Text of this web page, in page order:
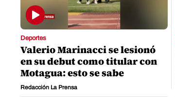
Deportes
Valerio Marinacci se lesionó
en su debut como titular con
Motagua: esto se sabe
Redacción La Prensa